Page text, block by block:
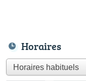
Horaires